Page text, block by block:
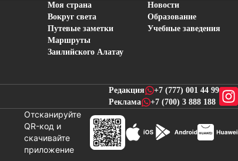
Моя страна
Вокруг света
Путевые заметки
Маршруты
Заилийского Алатау
Новости
Образование
Учебные заведения
Редакция
+7 (777) 001 44 99
Реклама
+7 (700) 3 888 188
Отсканируйте
QR-код и
скачивайте
приложениеновостей